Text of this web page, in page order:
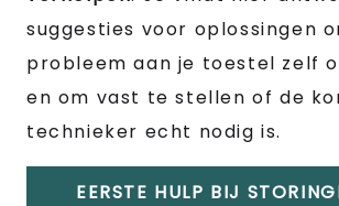
suggesties voor oplossingen
probleem aan je toestel zelf
en om vast te stellen of de
technieker echt nodig is.
EERSTE HULP BIJ